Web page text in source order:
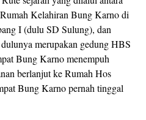
Kelahiran Bung Karno di
I (dulu SD Sulung), dan
merupakan gedung HBS
Bung Karno menempuh
berlanjut ke Rumah Hos
Bung Karno pernah tinggal